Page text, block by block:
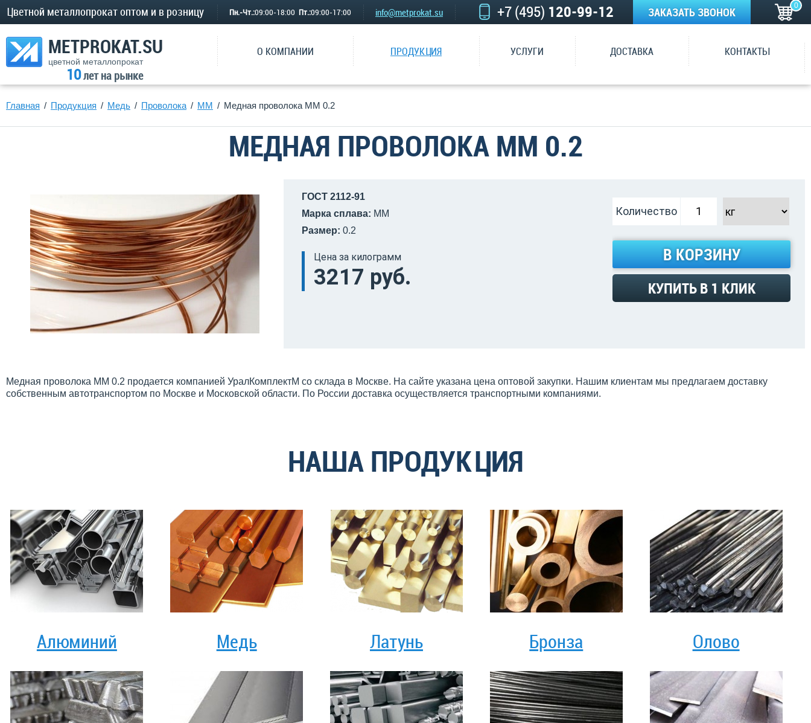
Цветной металлопрокат оптом и в розницу Пн.-Чт.:09:00-18:00 Пт.:09:00-17:00 info@metprokat.su +7 (495) 120-99-12 0
ЗАКАЗАТЬ ЗВОНОК
METPROKAT.SU
цветной металлопрокат
10лет на рынке
О КОМПАНИИ ПРОДУКЦИЯ УСЛУГИ ДОСТАВКА КОНТАКТЫ
Главная Продукция Медь Проволока ММ Медная проволока ММ 0.2
МЕДНАЯ ПРОВОЛОКА ММ 0.2
ГОСТ 2112-91
Марка сплава: ММ
Размер: 0.2
Цена за килограмм
3217 руб.
Количество
В КОРЗИНУ
КУПИТЬ В 1 КЛИК
Медная проволока ММ 0.2 продается компанией УралКомплектМ со склада в Москве. На сайте указана цена оптовой закупки. Нашим клиентам мы предлагаем доставку
собственным автотранспортом по Москве и Московской области. По России доставка осуществляется транспортными компаниями.
НАША ПРОДУКЦИЯ
Алюминий Медь Латунь Бронза Олово